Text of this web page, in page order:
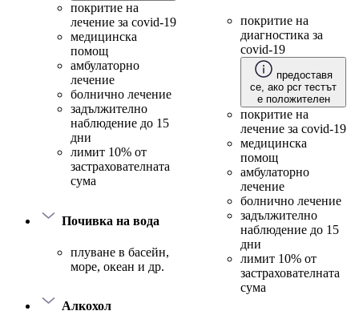
покритие на
лечение за covid-19
медицинска
помощ
амбулаторно
лечение
болнично лечение
задължително
наблюдение до 15
дни
лимит 10% от
застрахователната
сума
Почивка на вода
плуване в басейн,
море, океан и др.
Алкохол
покритие на
диагностика за
covid-19
предоставя
се, ако pcr тестът
е положителен
покритие на
лечение за covid-19
медицинска
помощ
амбулаторно
лечение
болнично лечение
задължително
наблюдение до 15
дни
лимит 10% от
застрахователната
сума